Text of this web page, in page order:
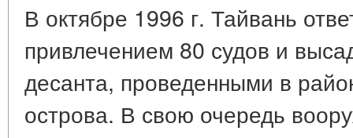
В октябре 1996 г. Тайвань
привлечением 80 судов и
десанта, проведенными в
острова. В свою очередь